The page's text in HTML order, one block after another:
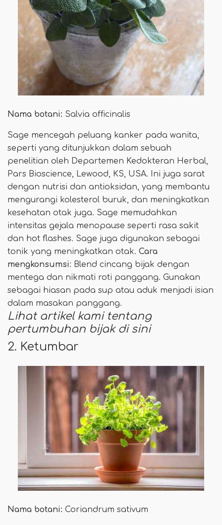
Nama botani: Salvia officinalis
Sage mencegah peluang kanker pada wanita,
seperti yang ditunjukkan dalam sebuah
penelitian oleh Departemen Kedokteran Herbal,
Pars Bioscience, Lewood, KS, USA. Ini juga sarat
dengan nutrisi dan antioksidan, yang membantu
mengurangi kolesterol buruk, dan meningkatkan
kesehatan otak juga. Sage memudahkan
intensitas gejala menopause seperti rasa sakit
dan hot flashes. Sage juga digunakan sebagai
tonik yang meningkatkan otak. Cara
mengkonsumsi: Blend cincang bijak dengan
mentega dan nikmati roti panggang. Gunakan
sebagai hiasan pada sup atau aduk menjadi isian
dalam masakan panggang.
Lihat artikel kami tentang
pertumbuhan bijak di sini
2. Ketumbar
Nama botani: Coriandrum sativum